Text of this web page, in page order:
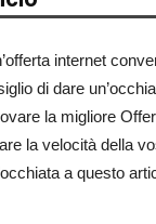
internet
di dare
la migliore
la velocità della
a questo